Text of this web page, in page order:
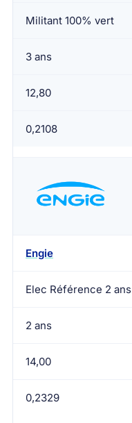
Militant 100% vert
3 ans
12,80
0,2108
Engie
Elec Référence 2 ans
2 ans
14,00
0,2329